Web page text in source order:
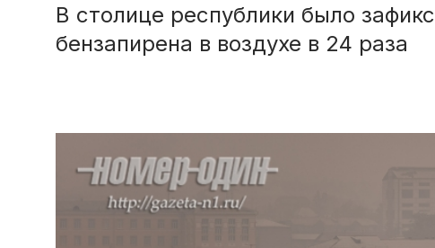
В столице республики было
бензапирена в воздухе в 24 раза